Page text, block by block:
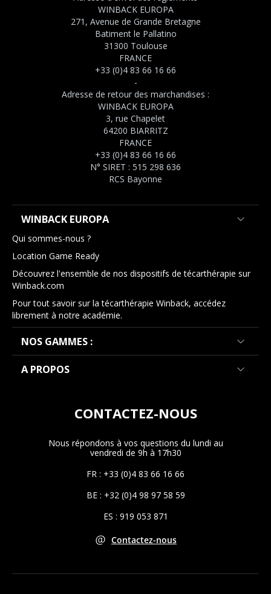
WINBACK EUROPA
271, Avenue de Grande Bretagne
Batiment le Pallatino
31300 Toulouse
FRANCE
+33 (0)4 83 66 16 66
-
Adresse de retour des marchandises :
WINBACK EUROPA
3, rue Chapelet
64200 BIARRITZ
FRANCE
+33 (0)4 83 66 16 66
N° SIRET : 515 298 636
RCS Bayonne
WINBACK EUROPA
Qui sommes-nous ?
Location Game Ready
Découvrez l'ensemble de nos dispositifs de técarthérapie sur
Winback.com
Pour tout savoir sur la técarthérapie Winback, accédez
librement à notre académie.
NOS GAMMES :
A PROPOS
CONTACTEZ-NOUS
Nous répondons à vos questions du lundi au
vendredi de 9h à 17h30
FR : +33 (0)4 83 66 16 66
BE : +32 (0)4 98 97 58 59
ES : 919 053 871
Contactez-nous